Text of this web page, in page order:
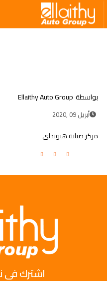
Group
بواسطة Ellaithy Auto Group
أبريل 09 ,2020
مركز صيانة هيونداي
اشترك فى